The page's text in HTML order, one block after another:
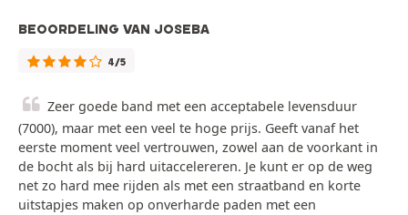
BEOORDELING VAN JOSEBA
4/5
Zeer goede band met een acceptabele levensduur
(7000), maar met een veel te hoge prijs. Geeft vanaf het
eerste moment veel vertrouwen, zowel aan de voorkant in
de bocht als bij hard uitaccelereren. Je kunt er op de weg
net zo hard mee rijden als met een straatband en korte
uitstapjes maken op onverharde paden met een